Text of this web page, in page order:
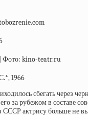
1966
сбегать через
рубежом в составе
СССР актрису больше не